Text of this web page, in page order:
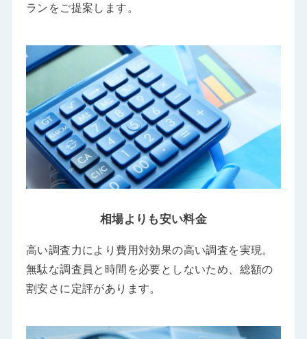
ランをご提案します。
相場よりも安い料金
高い調査力により費用対効果の高い調査を実現。
無駄な調査員と時間を必要としないため、総額の
割安さに定評があります。